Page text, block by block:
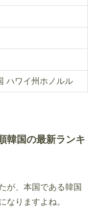
ハワイ州ホノルル
韓国の最新ランキ
が、本国である韓国
なりますよね。